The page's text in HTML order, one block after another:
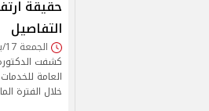
حقيقة
التفاصيل
الجمعة 17/يناير/2025 - 03:40 م
كشفت
العامة
خلال الفترة